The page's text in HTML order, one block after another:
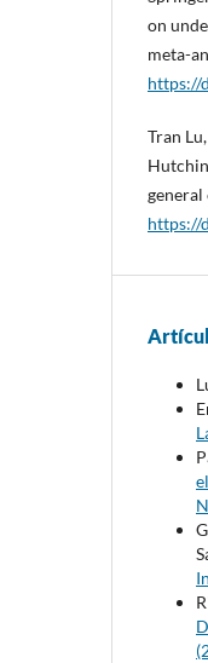
on
meta-
https://
Tran
general
https://